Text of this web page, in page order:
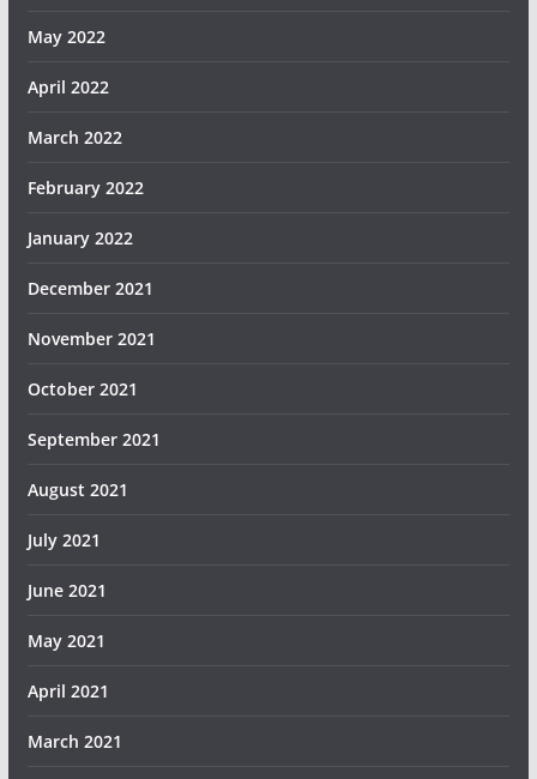
May 2022
April 2022
March 2022
February 2022
January 2022
December 2021
November 2021
October 2021
September 2021
August 2021
July 2021
June 2021
May 2021
April 2021
March 2021